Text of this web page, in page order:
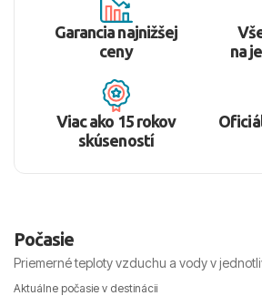
Garancia najnižšej
ceny
na
Viac ako 15 rokov
skúseností
Počasie
Priemerné teploty vzduchu a vody v
Aktuálne počasie v destinácii